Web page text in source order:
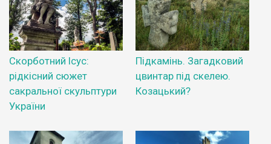
Скорботний Ісус:
рідкісний сюжет
сакральної скульптури
України
Підкамінь. Загадковий
цвинтар під скелею.
Козацький?